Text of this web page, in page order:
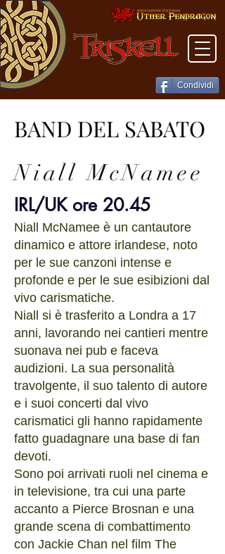
Condividi
BAND DEL SABATO
BAND DEL SABATO
Niall McNamee
IRL/UK ore 20.45
Niall McNamee è un cantautore
dinamico e attore irlandese, noto
per le sue canzoni intense e
profonde e per le sue esibizioni dal
vivo carismatiche.
Niall si è trasferito a Londra a 17
anni, lavorando nei cantieri mentre
suonava nei pub e faceva
audizioni. La sua personalità
travolgente, il suo talento di autore
e i suoi concerti dal vivo
carismatici gli hanno rapidamente
fatto guadagnare una base di fan
devoti.
Sono poi arrivati ruoli nel cinema e
in televisione, tra cui una parte
accanto a Pierce Brosnan e una
grande scena di combattimento
con Jackie Chan nel film The